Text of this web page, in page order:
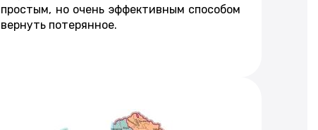
простым, но очень эффективным способом
вернуть потерянное.